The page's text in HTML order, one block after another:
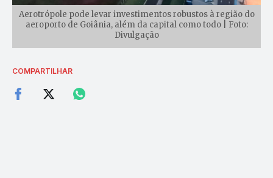
Aerotrópole pode levar investimentos robustos à região do
aeroporto de Goiânia, além da capital como todo | Foto:
Divulgação
COMPARTILHAR